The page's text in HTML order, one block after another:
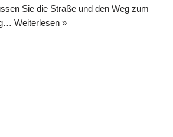
Sie die Straße und den Weg zum
Weiterlesen »